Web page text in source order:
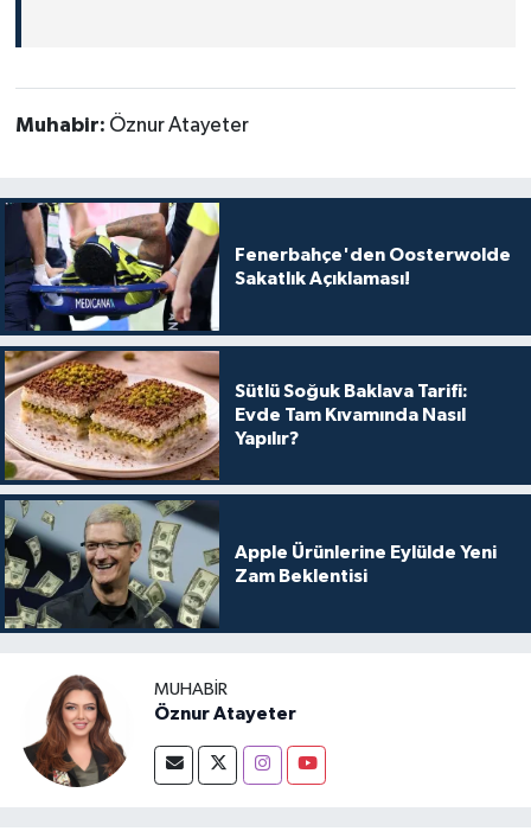
Muhabir: Öznur Atayeter
Fenerbahçe'den Oosterwolde
Sakatlık Açıklaması!
Sütlü Soğuk Baklava Tarifi:
Evde Tam Kıvamında Nasıl
Yapılır?
Apple Ürünlerine Eylülde Yeni
Zam Beklentisi
MUHABIR
Öznur Atayeter